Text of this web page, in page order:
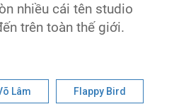
nhiều cái tên studio
trên toàn thế giới.
Lâm Flappy Bird